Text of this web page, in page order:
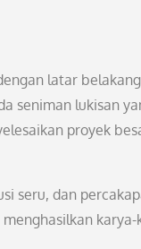
latar
seniman lukisan
proyek
seru, dan